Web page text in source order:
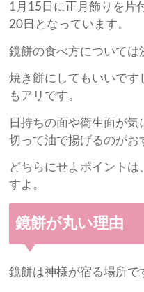
1月15日に正月飾りを片
20日となっています。
鏡餅の食べ方については
焼き餅にしてもいいです
もアリです。
日持ちの面や衛生面が気
切って油で揚げるのがお
どちらにせよポイント
すよ。
鏡餅が丸い理由
鏡餅は神様が宿る場所で